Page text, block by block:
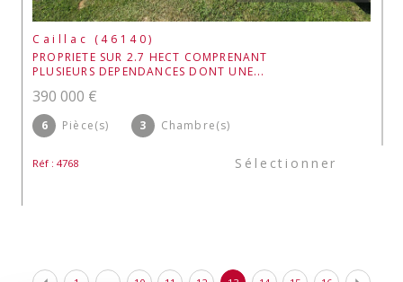
Caillac (46140)
PROPRIETE SUR 2.7 HECT COMPRENANT
PLUSIEURS DEPENDANCES DONT UNE...
390 000 €
6 Pièce(s) 3 Chambre(s)
Réf : 4768 Sélectionner